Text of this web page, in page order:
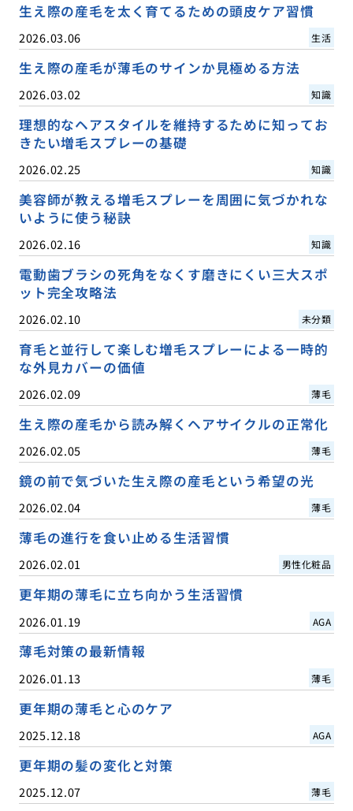
生え際の産毛を太く育てるための頭皮ケア習慣
2026.03.06 生活
生え際の産毛が薄毛のサインか見極める方法
2026.03.02 知識
理想的なヘアスタイルを維持するために知ってお
きたい増毛スプレーの基礎
2026.02.25 知識
美容師が教える増毛スプレーを周囲に気づかれな
いように使う秘訣
2026.02.16 知識
電動歯ブラシの死角をなくす磨きにくい三大スポ
ット完全攻略法
2026.02.10 未分類
育毛と並行して楽しむ増毛スプレーによる一時的
な外見カバーの価値
2026.02.09 薄毛
生え際の産毛から読み解くヘアサイクルの正常化
2026.02.05 薄毛
鏡の前で気づいた生え際の産毛という希望の光
2026.02.04 薄毛
薄毛の進行を食い止める生活習慣
2026.02.01 男性化粧品
更年期の薄毛に立ち向かう生活習慣
2026.01.19 AGA
薄毛対策の最新情報
2026.01.13 薄毛
更年期の薄毛と心のケア
2025.12.18 AGA
更年期の髪の変化と対策
2025.12.07 薄毛